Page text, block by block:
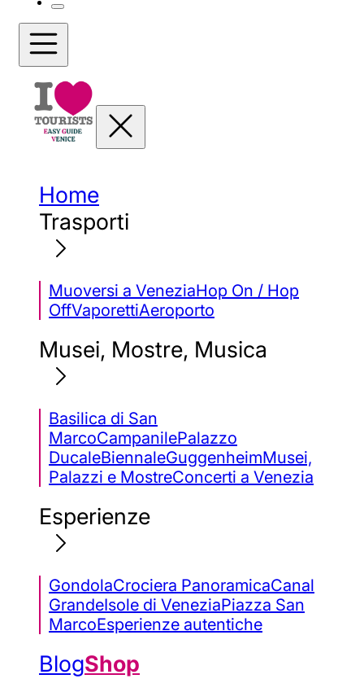
Home
Trasporti
Muoversi a VeneziaHop On / Hop
OffVaporettiAeroporto
Musei, Mostre, Musica
Basilica di San
MarcoCampanilePalazzo
DucaleBiennaleGuggenheimMusei,
Palazzi e MostreConcerti a Venezia
Esperienze
GondolaCrociera PanoramicaCanal
GrandeIsole di VeneziaPiazza San
MarcoEsperienze autentiche
BlogShop